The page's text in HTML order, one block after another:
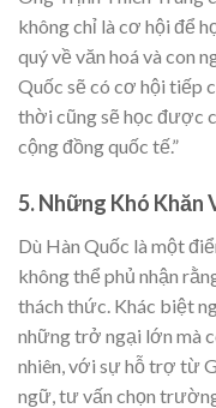
không chỉ là cơ hội để
quý về văn hoá và con
Quốc sẽ có cơ hội tiếp
thời cũng sẽ học được
cộng đồng quốc tế.”
5. Những Khó Khăn
Dù Hàn Quốc là một
không thể phủ nhận
thách thức. Khác biệt
những trở ngại lớn mà
nhiên, với sự hỗ trợ từ
ngữ, tư vấn chọn